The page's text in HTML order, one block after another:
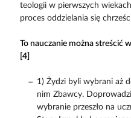
teologii w pierwszych
proces oddzielania się
To nauczanie można streścić
[4]
1) Żydzi byli wybrani aż
nim Zbawcy.
wybranie przeszło na